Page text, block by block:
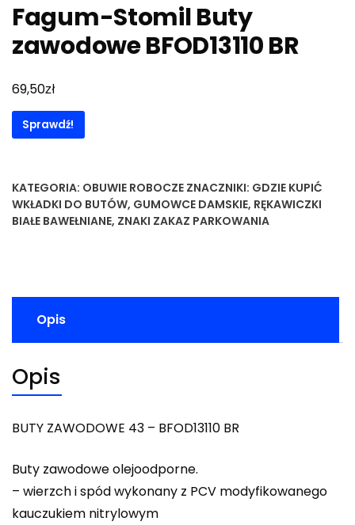
Fagum-Stomil Buty
zawodowe BFOD13110 BR
69,50zł
Sprawdź!
KATEGORIA: OBUWIE ROBOCZE ZNACZNIKI: GDZIE KUPIĆ
WKŁADKI DO BUTÓW, GUMOWCE DAMSKIE, RĘKAWICZKI
BIAŁE BAWEŁNIANE, ZNAKI ZAKAZ PARKOWANIA
Opis
Opis
BUTY ZAWODOWE 43 – BFOD13110 BR
Buty zawodowe olejoodporne.
– wierzch i spód wykonany z PCV modyfikowanego
kauczukiem nitrylowym